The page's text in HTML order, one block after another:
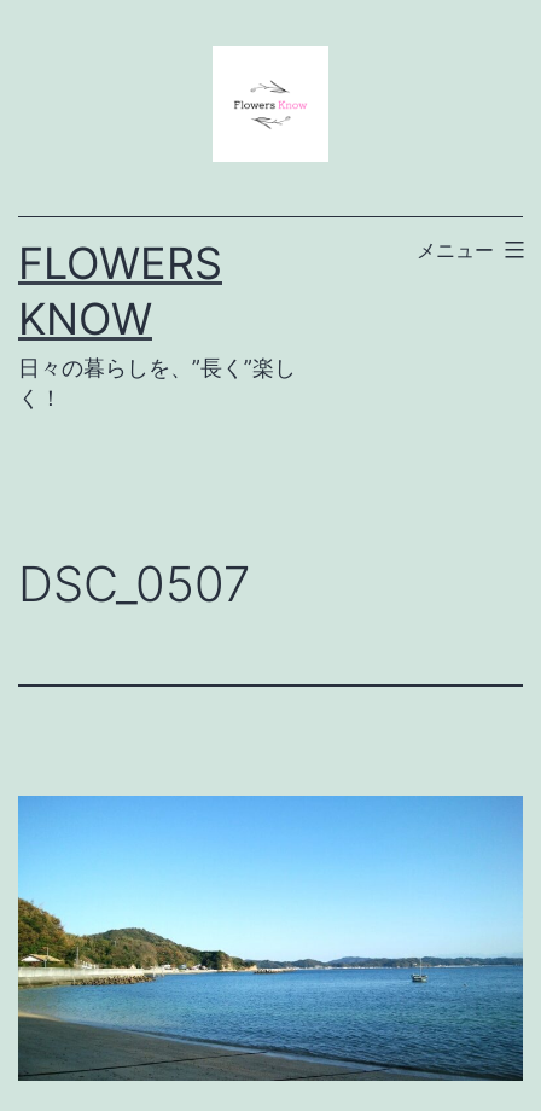
へ
キ
ッ
FLOWERS
KNOW
日々の暮らしを、”長く”楽し
く！
メニュー
DSC_0507